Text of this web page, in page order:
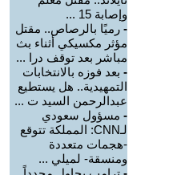
وإصابة 15 ...
- رميًا بالرصاص.. مقتل
مؤثر مكسيكي أثناء بث
مباشر بعد توقف درا ...
- بعد فوزه بالانتخابات
التمهيدية.. هل يستطيع
عبدالرحمن السيد ت ...
- مسؤول سعودي
لـCNN: المملكة تتوقع
-هجمات متعددة
ومنسقة- لميلي ...